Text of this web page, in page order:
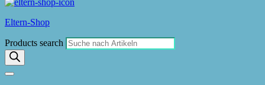
Eltern-Shop
Products search